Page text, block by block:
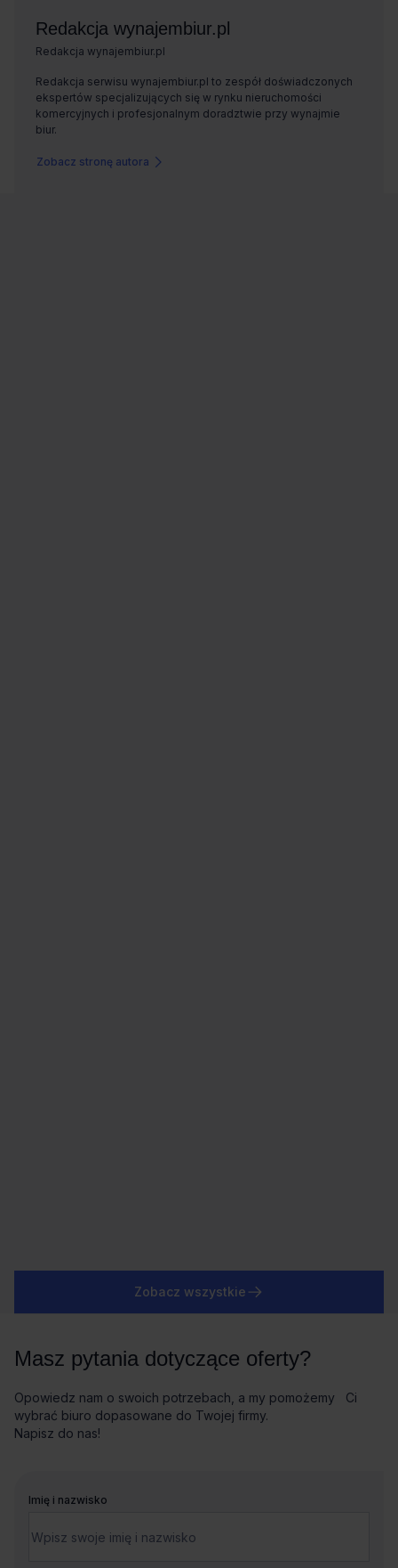
Zobacz stronę autora
Zobacz wszystkie
Masz pytania dotyczące oferty?
Opowiedz nam o swoich potrzebach, a my pomożemy Ci
wybrać biuro dopasowane do Twojej firmy.
Napisz do nas!
Imię i nazwisko